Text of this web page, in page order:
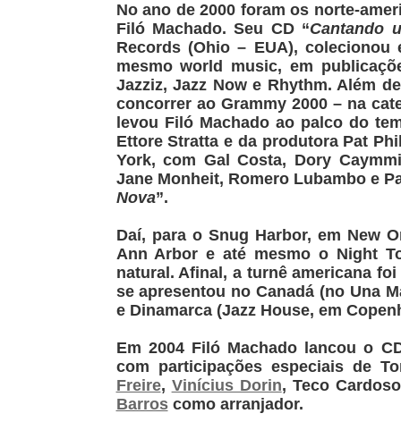
No ano de 2000 foram os norte-
Filó Machado. Seu CD “Cantando
Records (Ohio – EUA),
mesmo world music, em
Jazziz, Jazz Now e Rhythm. Além
concorrer ao Grammy 2000 – na
levou Filó Machado ao palco do
Ettore Stratta e da produtora Pat
York, com Gal Costa, Dory
Jane Monheit, Romero Lubambo e
Nova”.
Daí, para o Snug Harbor, em New
Ann Arbor e até mesmo o Night
natural. Afinal, a turnê americana
se apresentou no Canadá (no Una
e Dinamarca (Jazz House, em
Em 2004 Filó Machado lancou o
com participações especiais de
Freire, Vinícius Dorin, Teco
Barroscomo arranjador.